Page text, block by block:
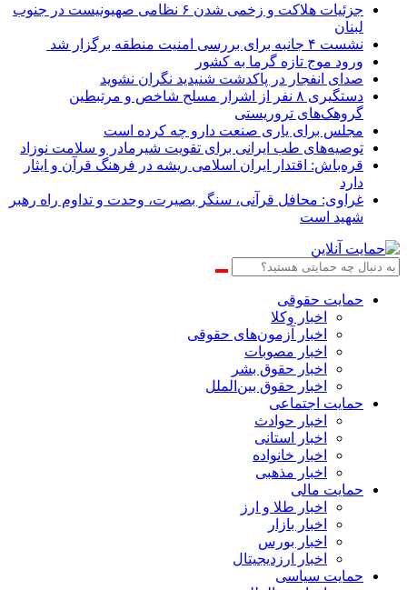
جزئیات هلاکت و زخمی شدن ۶ نظامی صهیونیست در جنوب
لبنان
نشست ۴ جانبه برای بررسی امنیت منطقه برگزار شد
ورود موج تازه گرما به کشور
صدای انفجار در پاکدشت شنیدید نگران نشوید
دستگیری ۸ نفر از اشرار مسلح شاخص و مرتبطین
گروهک‌های تروریستی
مجلس برای یاری صنعت دارو چه کرده است
توصیه‌های طب ایرانی برای تقویت شیرمادر و سلامت نوزاد
قره‌باش: اقتدار ایران اسلامی ریشه در فرهنگ قرآن و ایثار
دارد
غراوی: محافل قرآنی، سنگر بصیرت، وحدت و تداوم راه رهبر
شهید است
حمایت حقوقی
اخبار وکلا
اخبار آزمون‌های حقوقی
اخبار مصوبات
اخبار حقوق بشر
اخبار حقوق بین‌الملل
حمایت اجتماعی
اخبار حوادث
اخبار استانی
اخبار خانواده
اخبار مذهبی
حمایت مالی
اخبار طلا و ارز
اخبار بازار
اخبار بورس
اخبار ارزدیجیتال
حمایت سیاسی